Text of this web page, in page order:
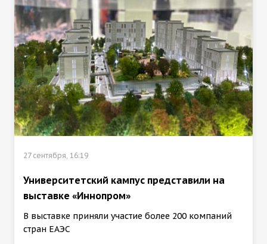
27 сентября, 16:19
Университетский кампус представили на
выставке «Иннопром»
В выставке приняли участие более 200 компаний
стран ЕАЭС